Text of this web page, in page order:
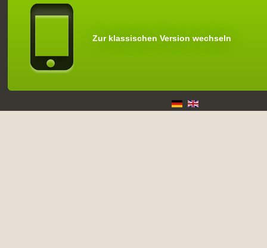
Zur klassischen Version wechseln